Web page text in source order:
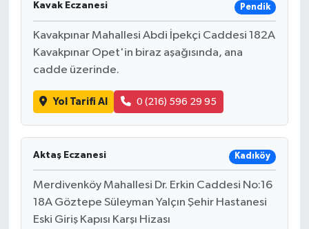
Kavak Eczanesi Pendik
Kavakpınar Mahallesi Abdi İpekçi Caddesi 182A
Kavakpınar Opet'in biraz aşağısında, ana
cadde üzerinde.
Yol Tarifi Al 0 (216) 596 29 95
Aktaş Eczanesi Kadıköy
Merdivenköy Mahallesi Dr. Erkin Caddesi No:16
18A Göztepe Süleyman Yalçın Şehir Hastanesi
Eski Giriş Kapısı Karşı Hizası